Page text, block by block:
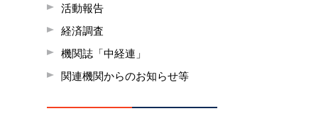
活動報告
経済調査
機関誌「中経連」
関連機関からのお知らせ等